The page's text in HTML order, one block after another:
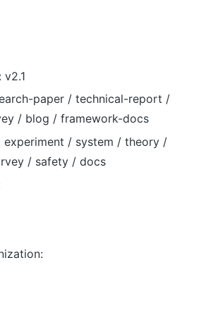
paper / technical-report /
/ blog / framework-docs
experiment / system / theory /
/ safety / docs